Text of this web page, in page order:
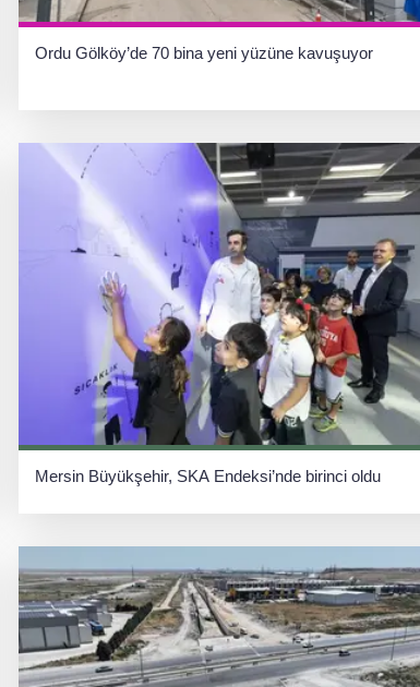
Ordu Gölköy’de 70 bina yeni yüzüne kavuşuyor
Mersin Büyükşehir, SKA Endeksi’nde birinci oldu